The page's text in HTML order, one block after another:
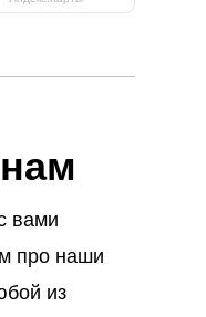
вами
про наши
из